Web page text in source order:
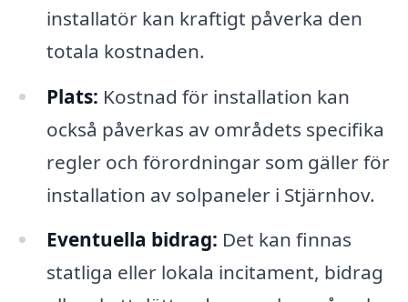
installatör kan kraftigt påverka den
totala kostnaden.
Plats: Kostnad för installation kan
också påverkas av områdets specifika
regler och förordningar som gäller för
installation av solpaneler i Stjärnhov.
Eventuella bidrag: Det kan finnas
statliga eller lokala incitament, bidrag